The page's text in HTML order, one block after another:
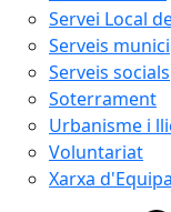
Servei Local
Serveis
Serveis socials
Soterrament
Urbanisme i
Voluntariat
Xarxa